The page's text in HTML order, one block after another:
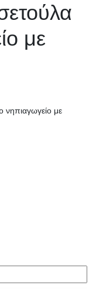
με
νηπιαγωγείο με